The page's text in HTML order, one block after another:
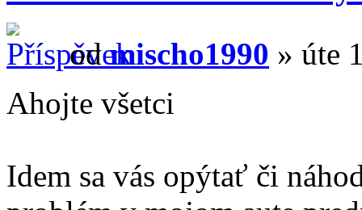
odmischo1990 » úte
Ahojte všetci
Idem sa vás opýtať či